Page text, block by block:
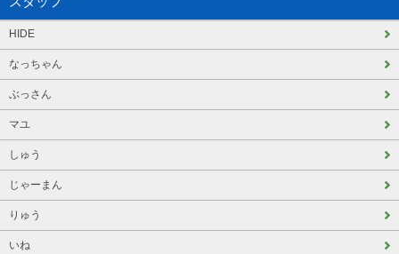
HIDE
なっちゃん
ぶっさん
マユ
しゅう
じゃーまん
りゅう
いね